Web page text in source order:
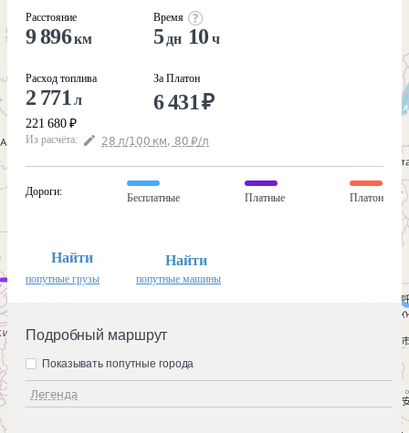
Расстояние
9 896км
Расход топлива
2 771 л
221 680 ₽
Время
5 дн 10 ч
За Платон
6 431₽
Из расчёта: 28 л/100 км, 80 ₽/л
Дороги:
Бесплатные Платные Платон
Найти
попутные грузы
Найти
попутные машины
Подробный маршрут
Легенда
Показывать попутные города